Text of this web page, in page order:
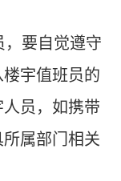
，要自觉遵守
宇值班员的
员，如携带
属部门相关